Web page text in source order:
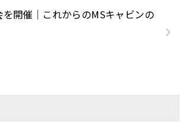
開催｜これからのMSキャビンの